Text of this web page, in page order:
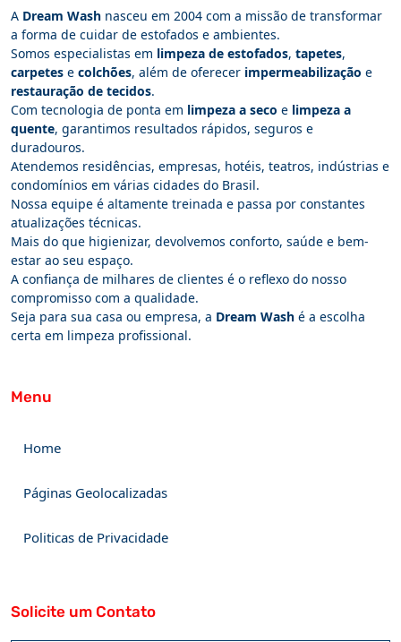
A Dream Wash nasceu em 2004 com a missão de transformar
a forma de cuidar de estofados e ambientes.
Somos especialistas em limpeza de estofados, tapetes,
carpetes e colchões, além de oferecer impermeabilização e
restauração de tecidos.
Com tecnologia de ponta em limpeza a seco e limpeza a
quente, garantimos resultados rápidos, seguros e
duradouros.
Atendemos residências, empresas, hotéis, teatros, indústrias e
condomínios em várias cidades do Brasil.
Nossa equipe é altamente treinada e passa por constantes
atualizações técnicas.
Mais do que higienizar, devolvemos conforto, saúde e bem-
estar ao seu espaço.
A confiança de milhares de clientes é o reflexo do nosso
compromisso com a qualidade.
Seja para sua casa ou empresa, a Dream Wash é a escolha
certa em limpeza profissional.
Menu
Home
Páginas Geolocalizadas
Politicas de Privacidade
Solicite um Contato